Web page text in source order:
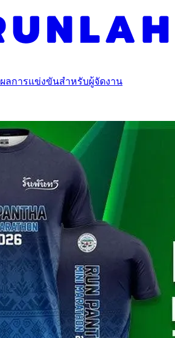
ผลการแข่งขันสำหรับผู้จัดงาน